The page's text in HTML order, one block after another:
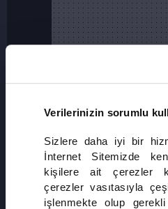
Verilerinizin sorumlu
Sizlere daha iyi bir
İnternet Sitemizde
kişilere ait çerezler
çerezler vasıtasıyla
işlenmekte olup